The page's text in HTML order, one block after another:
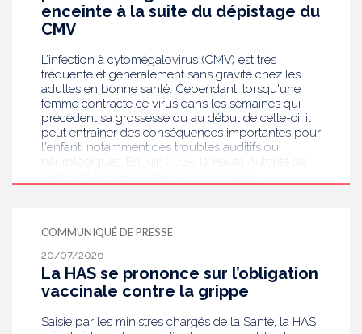
enceinte à la suite du dépistage du
CMV
L’infection à cytomégalovirus (CMV) est très
fréquente et généralement sans gravité chez les
adultes en bonne santé. Cependant, lorsqu'une
femme contracte ce virus dans les semaines qui
précèdent sa grossesse ou au début de celle-ci, il
peut entraîner des conséquences importantes pour
l'enfant, notamment des troubles auditifs ou
publie aujourd’hui des recommandations de
bonnes pratiques pour guider les professionnels
de santé dans la prise en charge des femmes
enceintes à la suite de ce dépistage. Objectif :
réduire les risques de transmission au futur bébé.
COMMUNIQUÉ DE PRESSE
20/07/2026
La HAS se prononce sur l’obligation
vaccinale contre la grippe
Saisie par les ministres chargés de la Santé, la HAS